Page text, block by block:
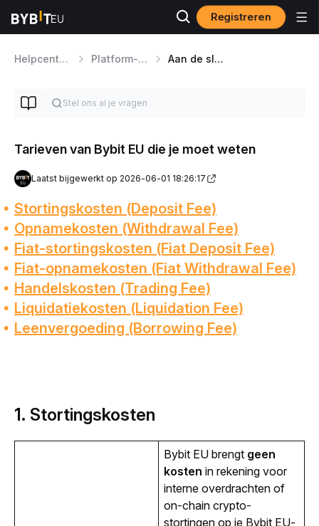
Registreren
Helpcentrum Platform-walkthrough Aan de slag
Tarieven van Bybit EU die je moet weten
Laatst bijgewerkt op 2026-06-01 18:26:17
Stortingskosten (Deposit Fee)
Opnamekosten (Withdrawal Fee)
Fiat-stortingskosten (Fiat Deposit Fee)
Fiat-opnamekosten (Fiat Withdrawal Fee)
Handelskosten (Trading Fee)
Liquidatiekosten (Liquidation Fee)
Leenvergoeding (Borrowing Fee)
1. Stortingskosten
Bybit EU brengt geen
kosten in rekening voor
interne overdrachten of
on-chain crypto-
stortingen op je Bybit EU-